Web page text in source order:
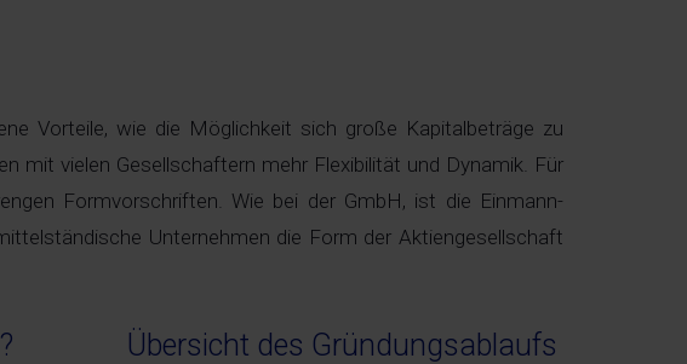
Vorteile, wie die Möglichkeit sich große Kapitalbeträge zu
mit vielen Gesellschaftern mehr Flexibilität und Dynamik. Für
Formvorschriften. Wie bei der GmbH, ist die Einmann-
Unternehmen die Form der Aktiengesellschaft
Übersicht des Gründungsablaufs